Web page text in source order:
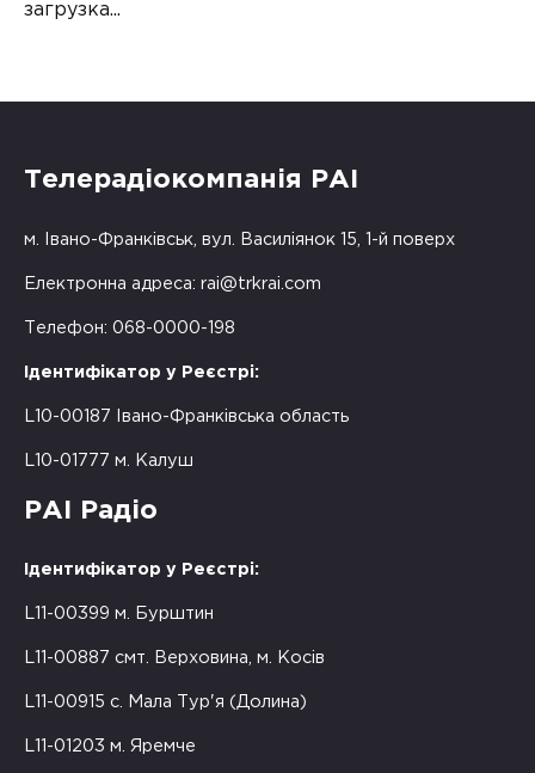
загрузка...
Телерадіокомпанія РАІ
м. Івано-Франківськ, вул. Василіянок 15, 1-й поверх
Електронна адреса: rai@trkrai.com
Телефон: 068-0000-198
Ідентифікатор у Реєстрі:
L10-00187 Івано-Франківська область
L10-01777 м. Калуш
РАІ Радіо
Ідентифікатор у Реєстрі:
L11-00399 м. Бурштин
L11-00887 смт. Верховина, м. Косів
L11-00915 с. Мала Тур'я (Долина)
L11-01203 м. Яремче